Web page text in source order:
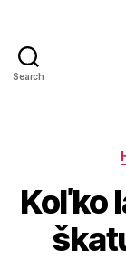
Search
Koľko